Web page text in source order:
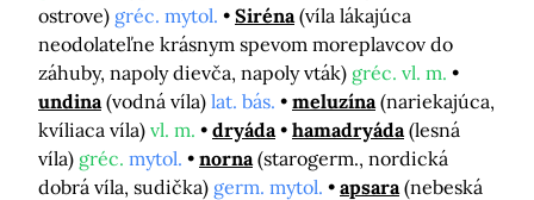
ostrove) gréc. mytol. Siréna (víla lákajúca
neodolateľne krásnym spevom moreplavcov do
záhuby, napoly dievča, napoly vták) gréc. vl. m.
undina (vodná víla) lat. bás. meluzína (nariekajúca,
kvíliaca víla) vl. m. dryáda hamadryáda (lesná
víla) gréc. mytol. norna (starogerm., nordická
dobrá víla, sudička) germ. mytol. apsara (nebeská